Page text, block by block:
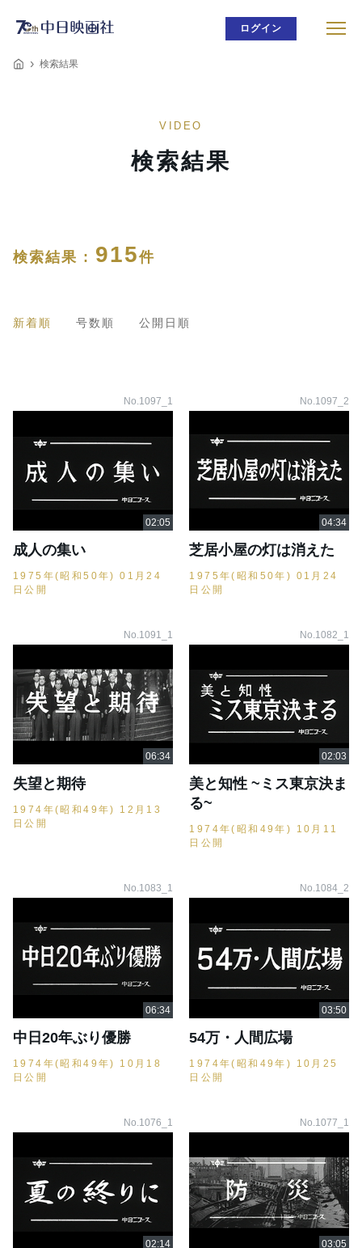
ログイン
検索結果
VIDEO
検索結果
検索結果 : 915件
新着順 号数順 公開日順
No.1097_1
成人の集い
1975年(昭和50年) 01月24
日公開
No.1097_2
芝居小屋の灯は消えた
1975年(昭和50年) 01月24
日公開
No.1091_1
失望と期待
1974年(昭和49年) 12月13
日公開
No.1082_1
美と知性 ~ミス東京決ま
る~
1974年(昭和49年) 10月11
日公開
No.1083_1
中日20年ぶり優勝
1974年(昭和49年) 10月18
日公開
No.1084_2
54万・人間広場
1974年(昭和49年) 10月25
日公開
No.1076_1 No.1077_1